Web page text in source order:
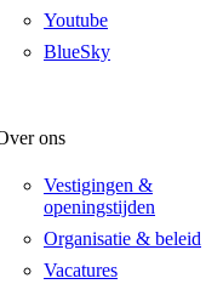
Youtube
BlueSky
ons
Vestigingen &
openingstijden
Organisatie & beleid
Vacatures